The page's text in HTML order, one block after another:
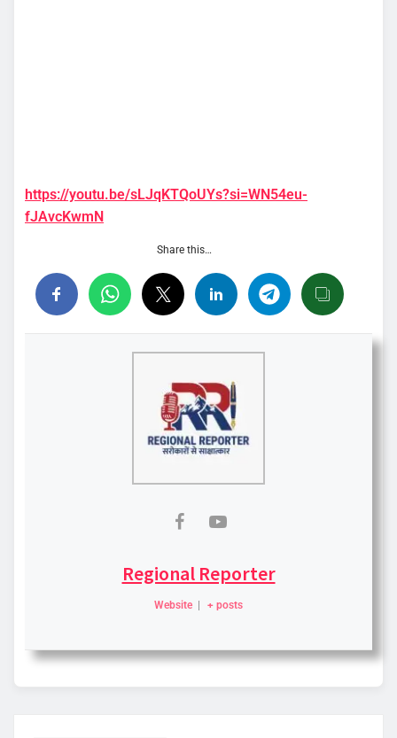
https://youtu.be/sLJqKTQoUYs?si=WN54eu-
fJAvcKwmN
Share this…
Regional Reporter
Website | + posts